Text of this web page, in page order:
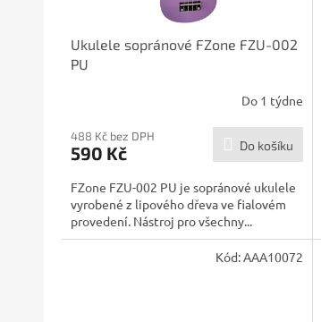
Ukulele sopránové FZone FZU-002
PU
Do 1 týdne
488 Kč bez DPH
590 Kč Do košíku
FZone FZU-002 PU je sopránové ukulele
vyrobené z lipového dřeva ve fialovém
provedení. Nástroj pro všechny...
Kód:AAA10072